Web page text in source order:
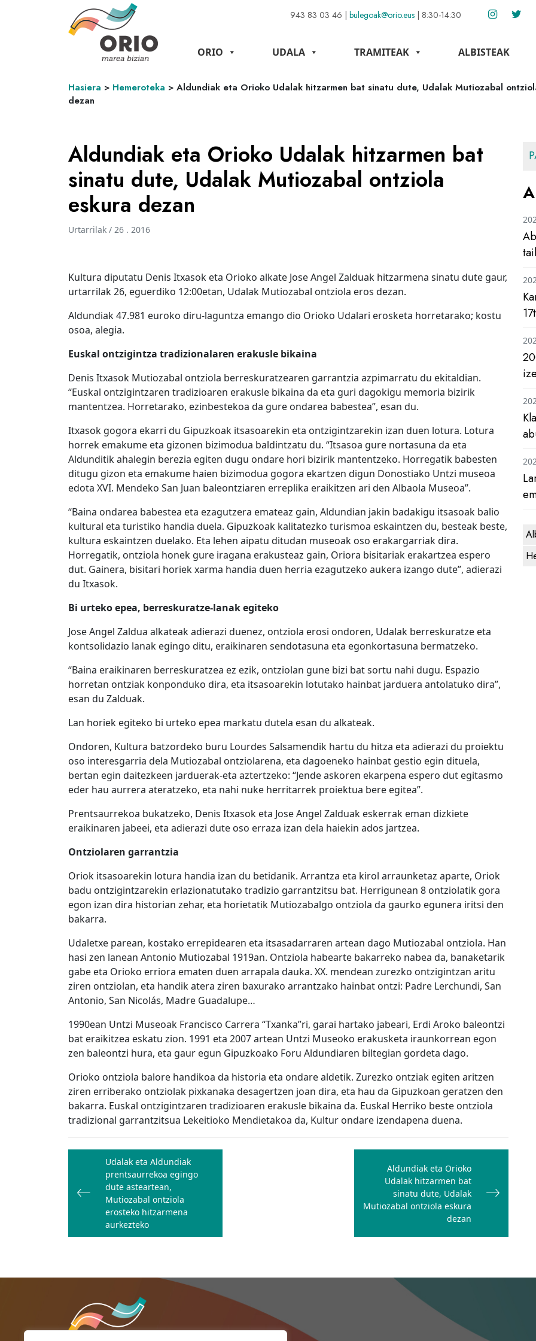
943 83 03 46 | bulegoak@orio.eus | 8:30-14:30
ORIO UDALA TRAMITEAK ALBISTEAK
Hasiera > Hemeroteka > Aldundiak eta Orioko Udalak hitzarmen bat sinatu dute, Udalak Mutiozabal
dezan
Aldundiak eta Orioko Udalak hitzarmen bat
sinatu dute, Udalak Mutiozabal ontziola
eskura dezan
Urtarrilak / 26 . 2016
Kultura diputatu Denis Itxasok eta Orioko alkate Jose Angel Zalduak hitzarmena sinatu dute gaur,
urtarrilak 26, eguerdiko 12:00etan, Udalak Mutiozabal ontziola eros dezan.
Aldundiak 47.981 euroko diru-laguntza emango dio Orioko Udalari erosketa horretarako; kostu
osoa, alegia.
Euskal ontzigintza tradizionalaren erakusle bikaina
Denis Itxasok Mutiozabal ontziola berreskuratzearen garrantzia azpimarratu du ekitaldian.
“Euskal ontzigintzaren tradizioaren erakusle bikaina da eta guri dagokigu memoria bizirik
mantentzea. Horretarako, ezinbestekoa da gure ondarea babestea”, esan du.
Itxasok gogora ekarri du Gipuzkoak itsasoarekin eta ontzigintzarekin izan duen lotura. Lotura
horrek emakume eta gizonen bizimodua baldintzatu du. “Itsasoa gure nortasuna da eta
Aldunditik ahalegin berezia egiten dugu ondare hori bizirik mantentzeko. Horregatik babesten
ditugu gizon eta emakume haien bizimodua gogora ekartzen digun Donostiako Untzi museoa
edota XVI. Mendeko San Juan baleontziaren erreplika eraikitzen ari den Albaola Museoa”.
“Baina ondarea babestea eta ezagutzera emateaz gain, Aldundian jakin badakigu itsasoak balio
kultural eta turistiko handia duela. Gipuzkoak kalitatezko turismoa eskaintzen du, besteak beste,
kultura eskaintzen duelako. Eta lehen aipatu ditudan museoak oso erakargarriak dira.
Horregatik, ontziola honek gure iragana erakusteaz gain, Oriora bisitariak erakartzea espero
dut. Gainera, bisitari horiek xarma handia duen herria ezagutzeko aukera izango dute”, adierazi
du Itxasok.
Bi urteko epea, berreskuratze-lanak egiteko
Jose Angel Zaldua alkateak adierazi duenez, ontziola erosi ondoren, Udalak berreskuratze eta
kontsolidazio lanak egingo ditu, eraikinaren sendotasuna eta egonkortasuna bermatzeko.
“Baina eraikinaren berreskuratzea ez ezik, ontziolan gune bizi bat sortu nahi dugu. Espazio
horretan ontziak konponduko dira, eta itsasoarekin lotutako hainbat jarduera antolatuko dira”,
esan du Zalduak.
Lan horiek egiteko bi urteko epea markatu dutela esan du alkateak.
Ondoren, Kultura batzordeko buru Lourdes Salsamendik hartu du hitza eta adierazi du proiektu
oso interesgarria dela Mutiozabal ontziolarena, eta dagoeneko hainbat gestio egin dituela,
bertan egin daitezkeen jarduerak-eta aztertzeko: “Jende askoren ekarpena espero dut egitasmo
eder hau aurrera ateratzeko, eta nahi nuke herritarrek proiektua bere egitea”.
Prentsaurrekoa bukatzeko, Denis Itxasok eta Jose Angel Zalduak eskerrak eman dizkiete
eraikinaren jabeei, eta adierazi dute oso erraza izan dela haiekin ados jartzea.
Ontziolaren garrantzia
Oriok itsasoarekin lotura handia izan du betidanik. Arrantza eta kirol arraunketaz aparte, Oriok
badu ontzigintzarekin erlazionatutako tradizio garrantzitsu bat. Herrigunean 8 ontziolatik gora
egon izan dira historian zehar, eta horietatik Mutiozabalgo ontziola da gaurko egunera iritsi den
bakarra.
Udaletxe parean, kostako errepidearen eta itsasadarraren artean dago Mutiozabal ontziola. Han
hasi zen lanean Antonio Mutiozabal 1919an. Ontziola habearte bakarreko nabea da, banaketarik
gabe eta Orioko erriora ematen duen arrapala dauka. XX. mendean zurezko ontzigintzan aritu
ziren ontziolan, eta handik atera ziren baxurako arrantzako hainbat ontzi: Padre Lerchundi, San
Antonio, San Nicolás, Madre Guadalupe…
1990ean Untzi Museoak Francisco Carrera “Txanka”ri, garai hartako jabeari, Erdi Aroko baleontzi
bat eraikitzea eskatu zion. 1991 eta 2007 artean Untzi Museoko erakusketa iraunkorrean egon
zen baleontzi hura, eta gaur egun Gipuzkoako Foru Aldundiaren biltegian gordeta dago.
Orioko ontziola balore handikoa da historia eta ondare aldetik. Zurezko ontziak egiten aritzen
ziren erriberako ontziolak pixkanaka desagertzen joan dira, eta hau da Gipuzkoan geratzen den
bakarra. Euskal ontzigintzaren tradizioaren erakusle bikaina da. Euskal Herriko beste ontziola
tradizional garrantzitsua Lekeitioko Mendietakoa da, Kultur ondare izendapena duena.
Bidalketetan
zehar
nabigatu
Udalak eta Aldundiak
prentsaurrekoa egingo
dute asteartean,
Mutiozabal ontziola
erosteko hitzarmena
aurkezteko
Aldundiak eta Orioko
Udalak hitzarmen bat
sinatu dute, Udalak
Mutiozabal ontziola eskura
dezan